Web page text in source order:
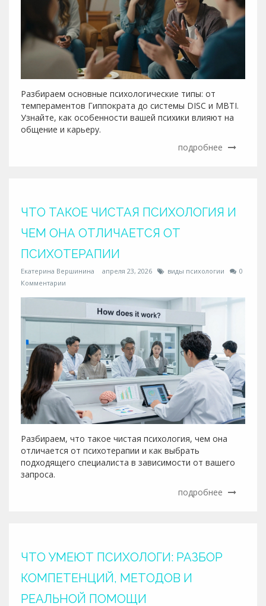
Разбираем основные психологические типы: от
темпераментов Гиппократа до системы DISC и MBTI.
Узнайте, как особенности вашей психики влияют на
общение и карьеру.
подробнее
ЧТО ТАКОЕ ЧИСТАЯ ПСИХОЛОГИЯ И
ЧЕМ ОНА ОТЛИЧАЕТСЯ ОТ
ПСИХОТЕРАПИИ
Екатерина Вершинина апреля 23, 2026 виды психологии
0
Комментарии
Разбираем, что такое чистая психология, чем она
отличается от психотерапии и как выбрать
подходящего специалиста в зависимости от вашего
запроса.
подробнее
ЧТО УМЕЮТ ПСИХОЛОГИ: РАЗБОР
КОМПЕТЕНЦИЙ, МЕТОДОВ И
РЕАЛЬНОЙ ПОМОЩИ